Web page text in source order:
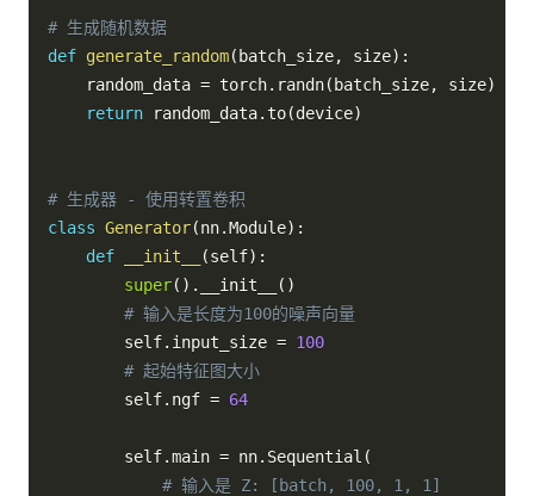
# 生成随机数据
def generate_random( batch_size, size) :
    random_data
= torch. randn( batch_size, size)
return random_data.to(device)
# 生成器 - 使用转置卷积
class Generator(nn.Module) :
def
__init__ (self) :
super( ) . __init__ ( )
# 输入是长度为100的噪声向量
        self
. input_size = 100
# 起始特征图大小
        self
. ngf = 64
        self
.main = nn. Sequential (
# 输入是 Z: [batch, 100, 1, 1]